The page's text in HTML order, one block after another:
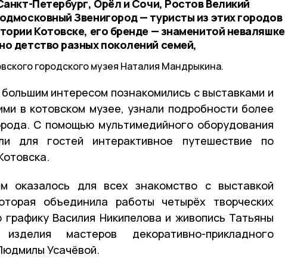
Петербург, Орёл и Сочи, Ростов Великий
Звенигород — туристы из этих городов
Котовске, его бренде — знаменитой
детство разных поколений семей,
городского музея Наталия Мандрыкина.
интересом познакомились с выставками и
в котовском музее, узнали подробности более
С помощью мультимедийного оборудования
для гостей интерактивное путешествие по
оказалось для всех знакомство с выставкой
объединила работы четырёх творческих
Василия Никипелова и живопись Татьяны
мастеров декоративно-прикладного
Усачёвой.